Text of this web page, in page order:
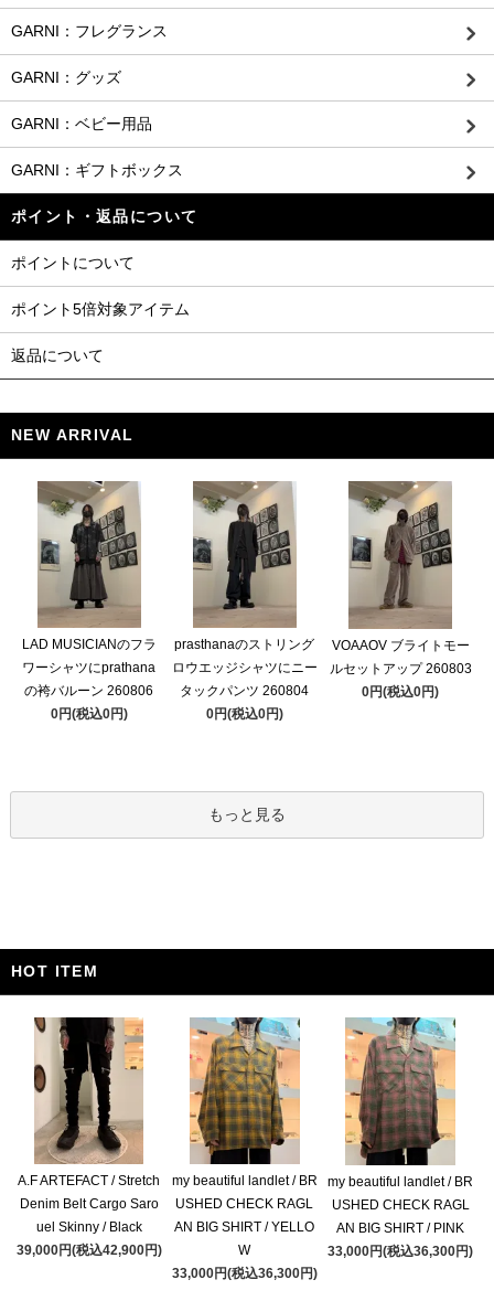
GARNI：フレグランス
GARNI：グッズ
GARNI：ベビー用品
GARNI：ギフトボックス
ポイント・返品について
ポイントについて
ポイント5倍対象アイテム
返品について
NEW ARRIVAL
LAD MUSICIANのフラ
ワーシャツにprathana
の袴バルーン 260806
0円(税込0円)
prasthanaのストリング
ロウエッジシャツにニー
タックパンツ 260804
0円(税込0円)
VOAAOV ブライトモー
ルセットアップ 260803
0円(税込0円)
もっと見る
HOT ITEM
A.F ARTEFACT / Stretch
Denim Belt Cargo Saro
uel Skinny / Black
39,000円(税込42,900円)
my beautiful landlet / BR
USHED CHECK RAGL
AN BIG SHIRT / YELLO
W
33,000円(税込36,300円)
my beautiful landlet / BR
USHED CHECK RAGL
AN BIG SHIRT / PINK
33,000円(税込36,300円)